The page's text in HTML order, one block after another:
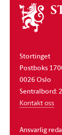
Om
stortinget
Stortinget
Postboks
0026 Oslo
Sentralbord:
Kontakt oss
Ansvarlig